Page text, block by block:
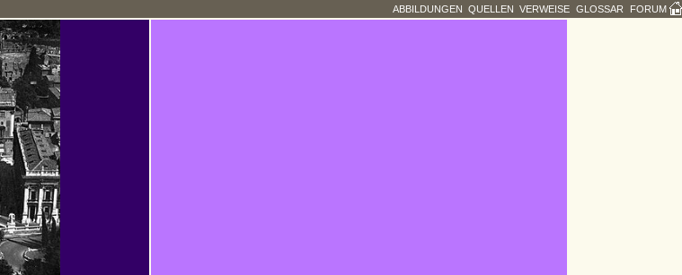
ABBILDUNGEN QUELLEN VERWEISE GLOSSAR FORUM